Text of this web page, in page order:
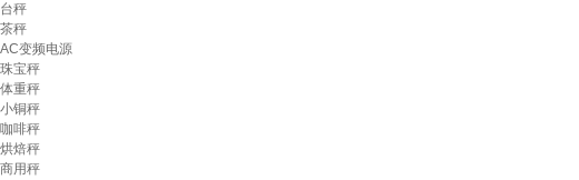
台秤
茶秤
AC变频电源
珠宝秤
体重秤
小铜秤
咖啡秤
烘焙秤
商用秤